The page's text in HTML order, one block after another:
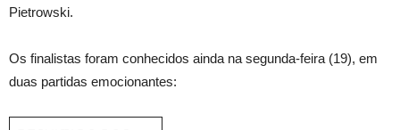
Pietrowski.
Os finalistas foram conhecidos ainda na segunda-feira (19), em
duas partidas emocionantes: